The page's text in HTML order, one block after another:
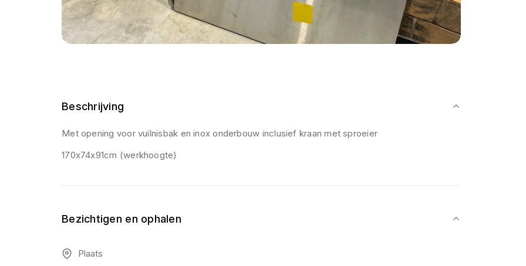
Beschrijving
Met opening voor vuilnisbak en inox onderbouw inclusief kraan met sproeier
170x74x91cm (werkhoogte)
Bezichtigen en ophalen
Plaats